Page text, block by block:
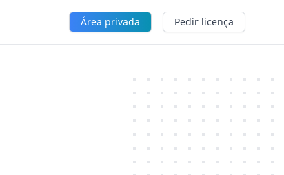
Área privada Pedir licença